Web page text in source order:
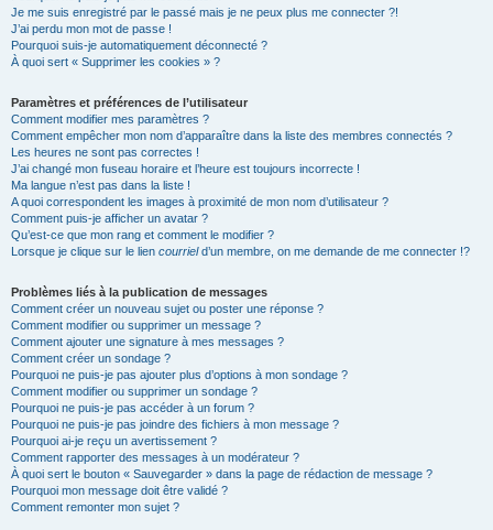
Je me suis enregistré par le passé mais je ne peux plus me connecter ?!
J’ai perdu mon mot de passe !
Pourquoi suis-je automatiquement déconnecté ?
À quoi sert « Supprimer les cookies » ?
Paramètres et préférences de l’utilisateur
Comment modifier mes paramètres ?
Comment empêcher mon nom d’apparaître dans la liste des membres connectés ?
Les heures ne sont pas correctes !
J’ai changé mon fuseau horaire et l’heure est toujours incorrecte !
Ma langue n’est pas dans la liste !
A quoi correspondent les images à proximité de mon nom d’utilisateur ?
Comment puis-je afficher un avatar ?
Qu’est-ce que mon rang et comment le modifier ?
Lorsque je clique sur le lien courrield’un membre, on me demande de me connecter !?
Problèmes liés à la publication de messages
Comment créer un nouveau sujet ou poster une réponse ?
Comment modifier ou supprimer un message ?
Comment ajouter une signature à mes messages ?
Comment créer un sondage ?
Pourquoi ne puis-je pas ajouter plus d’options à mon sondage ?
Comment modifier ou supprimer un sondage ?
Pourquoi ne puis-je pas accéder à un forum ?
Pourquoi ne puis-je pas joindre des fichiers à mon message ?
Pourquoi ai-je reçu un avertissement ?
Comment rapporter des messages à un modérateur ?
À quoi sert le bouton « Sauvegarder » dans la page de rédaction de message ?
Pourquoi mon message doit être validé ?
Comment remonter mon sujet ?